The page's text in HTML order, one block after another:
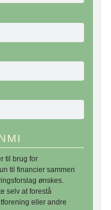
til brug for
til financier sammen
ønskes.
selv at forestå
eller andre